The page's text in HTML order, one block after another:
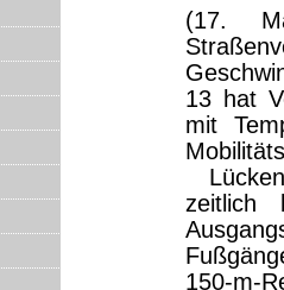
(17.
13 hat
mit
zeitlich
150-m-